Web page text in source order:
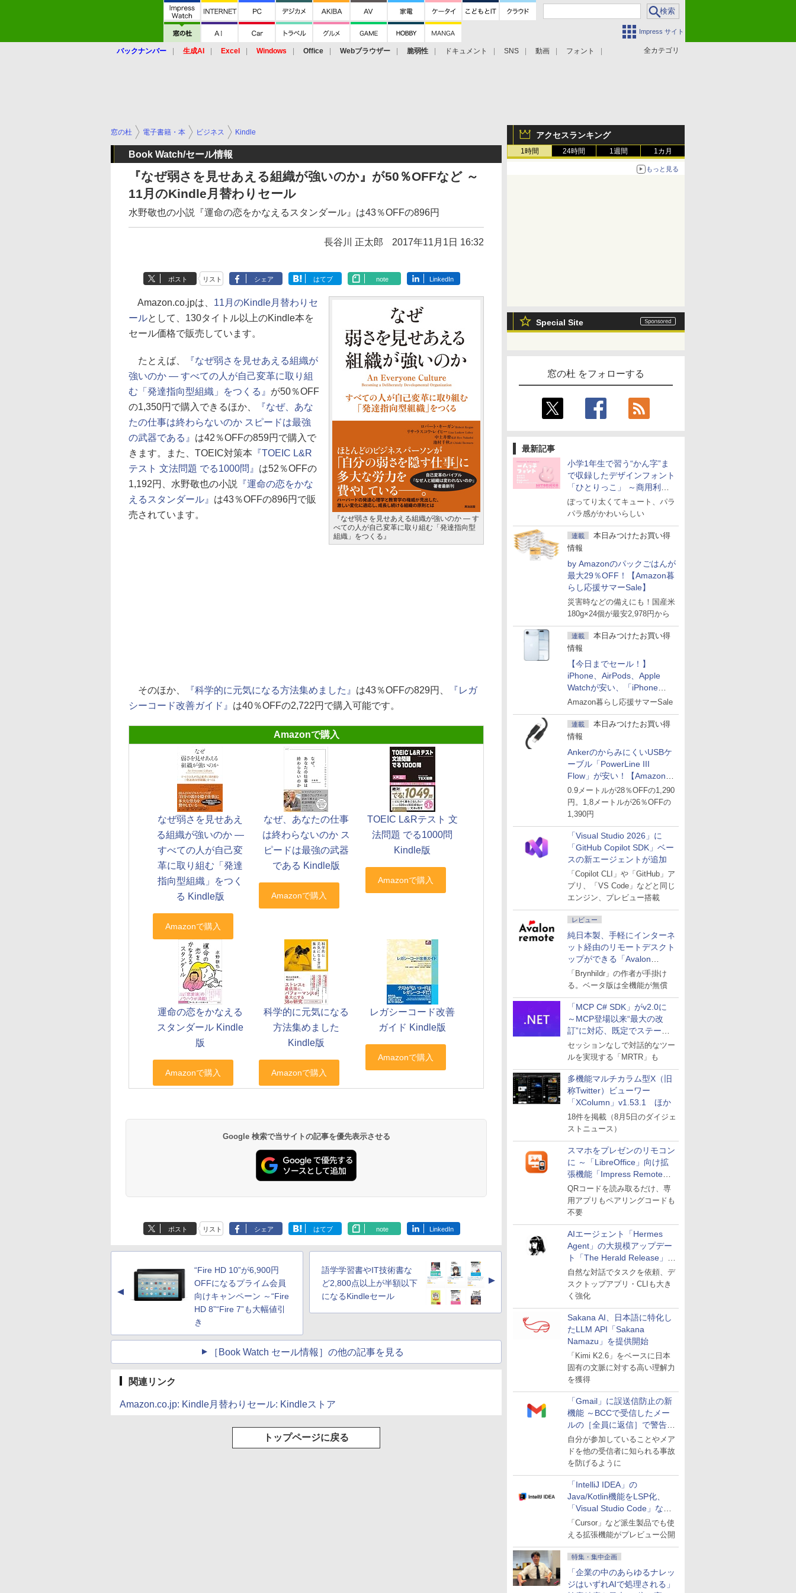
Impress サイト
全カテゴリ
バックナンバー 生成AI Excel Windows Office Webブラウザー 脆弱性 ドキュメント SNS 動画 フォント
アクセスランキング
1時間 24時間 1週間 1カ月
もっと見る
Special Site
窓の杜 をフォローする
最新記事
小学1年生で習う“かん字”ま
で収録したデザインフォント
「ひとりっこ」 ～商用利用
OK
ぽってり太くてキュート、パラ
パラ感がかわいらしい
連載
本日みつけたお買い得
情報
by Amazonのパックごはんが
最大29％OFF！【Amazon暮
らし応援サマーSale】
災害時などの備えにも！国産米
180g×24個が最安2,978円から
連載
本日みつけたお買い得
情報
【今日までセール！】
iPhone、AirPods、Apple
Watchが安い、「iPhone
Air」256GB版が139,800円な
Amazon暮らし応援サマーSale
連載
本日みつけたお買い得
情報
AnkerのからみにくいUSBケ
ーブル「PowerLine III
Flow」が安い！【Amazon暮
らし応援サマーSale】
0.9メートルが28％OFFの1,290
円。1,8メートルが26％OFFの
1,390円
「Visual Studio 2026」に
「GitHub Copilot SDK」ベー
スの新エージェントが追加
「Copilot CLI」や「GitHub」ア
プリ、「VS Code」などと同じ
エンジン、プレビュー搭載
レビュー
純日本製、手軽にインターネ
ット経由のリモートデスクト
ップができる「Avalon
remote」
「Brynhildr」の作者が手掛け
る。ベータ版は全機能が無償
「MCP C# SDK」がv2.0に
～MCP登場以来“最大の改
訂”に対応、既定でステート
レスへ
セッションなしで対話的なツー
ルを実現する「MRTR」も
多機能マルチカラム型X（旧
称Twitter）ビューワー
「XColumn」v1.53.1 ほか
18件を掲載（8月5日のダイジェ
ストニュース）
スマホをプレゼンのリモコン
に ～「LibreOffice」向け拡
張機能「Impress Remote」
が公開
QRコードを読み取るだけ、専
用アプリもペアリングコードも
不要
AIエージェント「Hermes
Agent」の大規模アップデー
ト「The Herald Release」が
公開
自然な対話でタスクを依頼、デ
スクトップアプリ・CLIも大き
く強化
Sakana AI、日本語に特化し
たLLM API「Sakana
Namazu」を提供開始
「Kimi K2.6」をベースに日本
固有の文脈に対する高い理解力
を獲得
「Gmail」に誤送信防止の新
機能 ～BCCで受信したメー
ルの［全員に返信］で警告を
表示
自分が参加していることやメア
ドを他の受信者に知られる事故
を防げるように
「IntelliJ IDEA」の
Java/Kotlin機能をLSP化、
「Visual Studio Code」など
にも開放
「Cursor」など派生製品でも使
える拡張機能がプレビュー公開
特集・集中企画
「企業の中のあらゆるナレッ
ジはいずれAIで処理される」
窓の杜 電子書籍・本 ビジネス Kindle
Book Watch/セール情報
『なぜ弱さを見せあえる組織が強いのか』が50％OFFなど ～
11月のKindle月替わりセール
水野敬也の小説『運命の恋をかなえるスタンダール』は43％OFFの896円
長谷川 正太郎 2017年11月1日 16:32
ポスト リスト シェア はてブ note LinkedIn
『なぜ弱さを見せあえる組織が強いのか ― す
べての人が自己変革に取り組む「発達指向型
組織」をつくる』
Amazon.co.jpは、 11月のKindle月替わりセ
ールとして、130タイトル以上のKindle本を
セール価格で販売しています。
たとえば、
『なぜ弱さを見せあえる組織が
強いのか ― すべての人が自己変革に取り組
む「発達指向型組織」をつくる』 が50％OFF
の1,350円で購入できるほか、
『なぜ、あな
たの仕事は終わらないのか スピードは最強
の武器である』 は42％OFFの859円で購入で
きます。また、TOEIC対策本 『TOEIC L&R
テスト 文法問題 でる1000問』 は52％OFFの
1,192円、水野敬也の小説
『運命の恋をかな
えるスタンダール』 は43％OFFの896円で販
売されています。
そのほか、 『科学的に元気になる方法集めました』 は43％OFFの829円、
『レガ
シーコード改善ガイド』 は40％OFFの2,722円で購入可能です。
Amazonで購入
なぜ弱さを見せあえ
る組織が強いのか ―
すべての人が自己変
革に取り組む「発達
指向型組織」をつく
る Kindle版
なぜ、あなたの仕事
は終わらないのか ス
ピードは最強の武器
である Kindle版
TOEIC L&Rテスト 文
法問題 でる1000問
Kindle版
運命の恋をかなえる
スタンダール Kindle
版
科学的に元気になる
方法集めました
Kindle版
レガシーコード改善
ガイド Kindle版
Google 検索で当サイトの記事を優先表示させる
ポスト リスト シェア はてブ note LinkedIn
▲
“Fire HD 10”が6,900円
OFFになるプライム会員
向けキャンペーン ～“Fire
HD 8”“Fire 7”も大幅値引
き
語学学習書やIT技術書な
ど2,800点以上が半額以下
になるKindleセール
▲
［Book Watch セール情報］の他の記事を見る
関連リンク
Amazon.co.jp: Kindle月替わりセール: Kindleストア
トップページに戻る